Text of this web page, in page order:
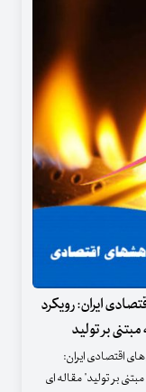
ایران: رویکرد
بر تولید
اقتصادی ایران:
بر تولید" مقاله ای